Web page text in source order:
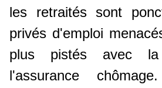
les retraités sont
privés d'emploi
plus pistés avec
l'assurance